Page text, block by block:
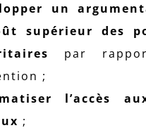
un
supérieur des
par
;
l’accès
;